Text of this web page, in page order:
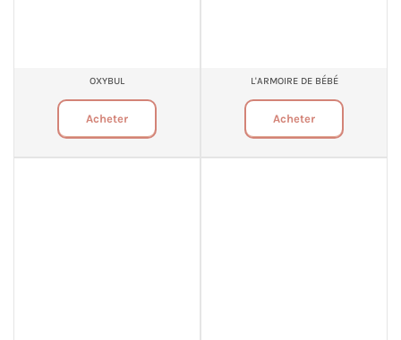
OXYBUL
Acheter
L'ARMOIRE DE BÉBÉ
Acheter